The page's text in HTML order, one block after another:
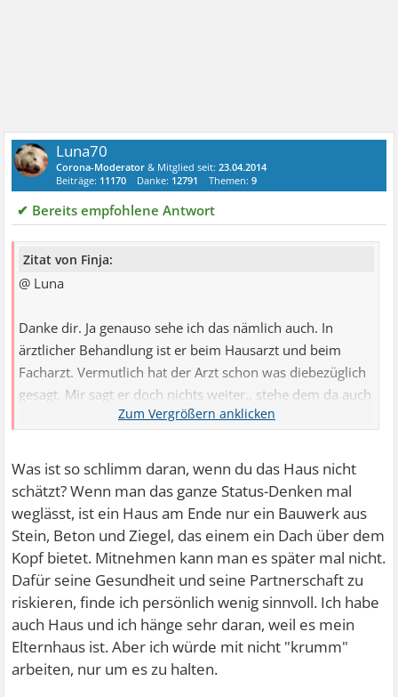
Luna70
Corona-Moderator & Mitglied seit:23.04.2014
Beiträge: 11170 Danke: 12791 Themen:9
✔ Bereits empfohlene Antwort
Zitat von Finja:
@ Luna
Danke dir. Ja genauso sehe ich das nämlich auch. In
ärztlicher Behandlung ist er beim Hausarzt und beim
Facharzt. Vermutlich hat der Arzt schon was diebezüglich
gesagt. Mir sagt er doch nichts weiter., stehe dem da auch
iregndwie hilflos gegenüber. Aber wie du schon
Es gab auch Zeiten, da wollte man mir da auch noch die
Schuld in die Schuhe schieben.
Liebe Grüße
Was ist so schlimm daran, wenn du das Haus nicht
schätzt? Wenn man das ganze Status-Denken mal
weglässt, ist ein Haus am Ende nur ein Bauwerk aus
Stein, Beton und Ziegel, das einem ein Dach über dem
Kopf bietet. Mitnehmen kann man es später mal nicht.
Dafür seine Gesundheit und seine Partnerschaft zu
riskieren, finde ich persönlich wenig sinnvoll. Ich habe
auch Haus und ich hänge sehr daran, weil es mein
Elternhaus ist. Aber ich würde mit nicht "krumm"
arbeiten, nur um es zu halten.